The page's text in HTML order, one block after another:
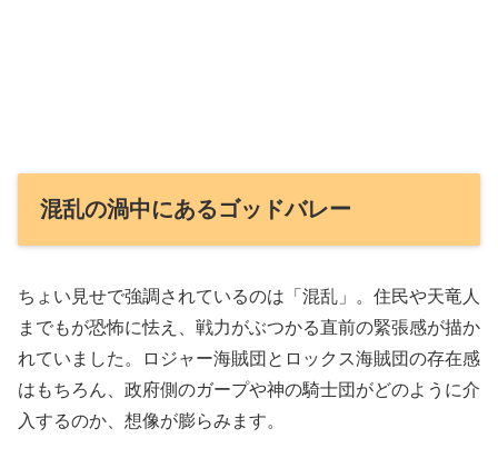
混乱の渦中にあるゴッドバレー
ちょい見せで強調されているのは「混乱」。住民や天竜人
までもが恐怖に怯え、戦力がぶつかる直前の緊張感が描か
れていました。ロジャー海賊団とロックス海賊団の存在感
はもちろん、政府側のガープや神の騎士団がどのように介
入するのか、想像が膨らみます。